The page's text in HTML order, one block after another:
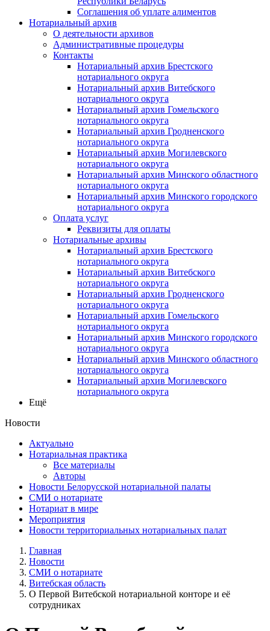
Соглашения об уплате алиментов
Нотариальный архив
О деятельности архивов
Административные процедуры
Контакты
Нотариальный архив Брестского
нотариального округа
Нотариальный архив Витебского
нотариального округа
Нотариальный архив Гомельского
нотариального округа
Нотариальный архив Гродненского
нотариального округа
Нотариальный архив Могилевского
нотариального округа
Нотариальный архив Минского областного
нотариального округа
Нотариальный архив Минского городского
нотариального округа
Оплата услуг
Реквизиты для оплаты
Нотариальные архивы
Нотариальный архив Брестского
нотариального округа
Нотариальный архив Витебского
нотариального округа
Нотариальный архив Гродненского
нотариального округа
Нотариальный архив Гомельского
нотариального округа
Нотариальный архив Минского городского
нотариального округа
Нотариальный архив Минского областного
нотариального округа
Нотариальный архив Могилевского
нотариального округа
Ещё
Новости
Актуально
Нотариальная практика
Все материалы
Авторы
Новости Белорусской нотариальной палаты
СМИ о нотариате
Нотариат в мире
Мероприятия
Новости территориальных нотариальных палат
Главная
Новости
СМИ о нотариате
Витебская область
О Первой Витебской нотариальной конторе и её
сотрудниках